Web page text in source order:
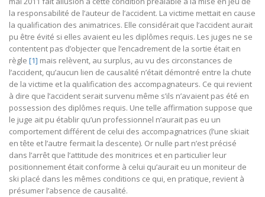
la responsabilité de l’auteur de l’accident. La victime mettait en cause
la qualification des animatrices. Elle considérait que l’accident aurait
pu être évité si elles avaient eu les diplômes requis. Les juges ne se
contentent pas d’objecter que l’encadrement de la sortie était en
règle [1] mais relèvent, au surplus, au vu des circonstances de
l’accident, qu’aucun lien de causalité n’était démontré entre la chute
de la victime et la qualification des accompagnateurs. Ce qui revient
à dire que l’accident serait survenu même s’ils n’avaient pas été en
possession des diplômes requis. Une telle affirmation suppose que
le juge ait pu établir qu’un professionnel n’aurait pas eu un
comportement différent de celui des accompagnatrices (l’une skiait
en tête et l’autre fermait la descente). Or nulle part n’est précisé
dans l’arrêt que l’attitude des monitrices et en particulier leur
positionnement était conforme à celui qu’aurait eu un moniteur de
ski placé dans les mêmes conditions ce qui, en pratique, revient à
présumer l’absence de causalité.